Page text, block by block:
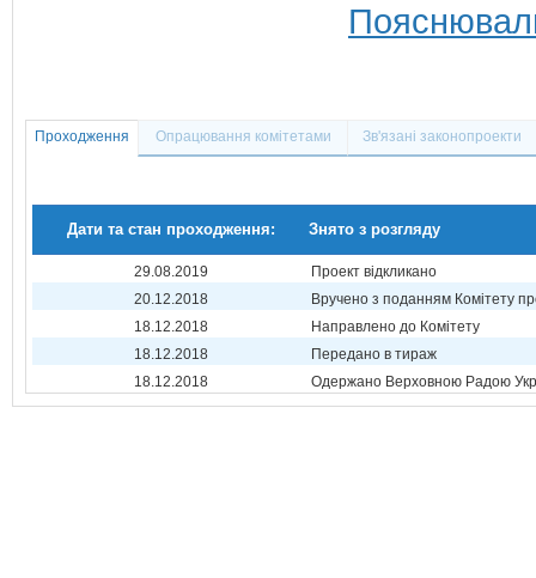
Проходження Опрацювання комітетами Зв'язані законопроекти
Дати та стан проходження: Знято з розгляду
29.08.2019
Проект відкликано
20.12.2018
Вручено з поданням Комітету
18.12.2018
Направлено до Комітету
18.12.2018
Передано в тираж
18.12.2018
Одержано Верховною Радою